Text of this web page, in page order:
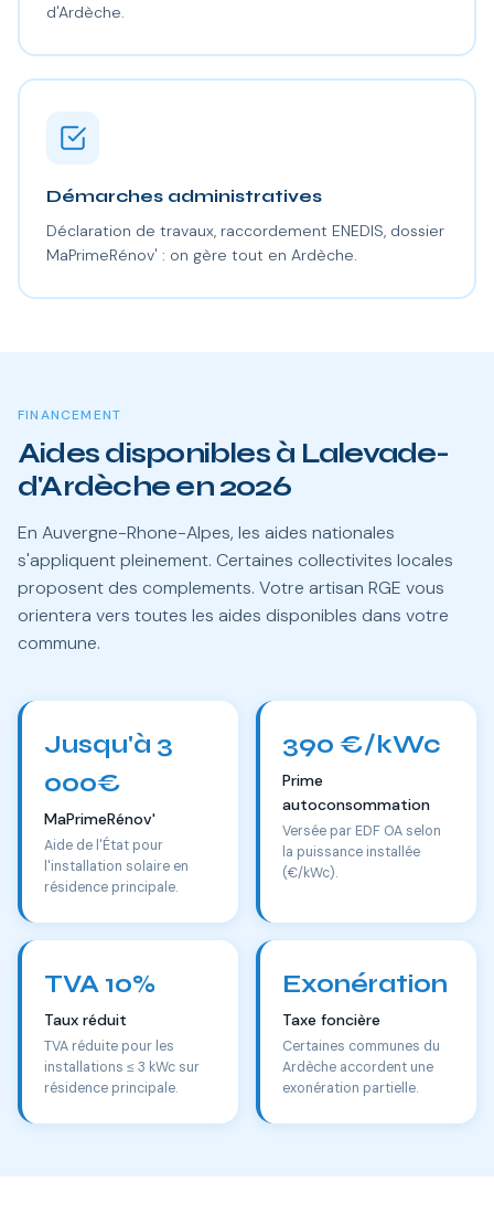
d'Ardèche.
Démarches administratives
Déclaration de travaux, raccordement ENEDIS, dossier
MaPrimeRénov' : on gère tout en Ardèche.
FINANCEMENT
Aides disponibles à Lalevade-
d'Ardèche en 2026
En Auvergne-Rhone-Alpes, les aides nationales
s'appliquent pleinement. Certaines collectivites locales
proposent des complements. Votre artisan RGE vous
orientera vers toutes les aides disponibles dans votre
commune.
Jusqu'à 3
000€
MaPrimeRénov'
Aide de l'État pour
l'installation solaire en
résidence principale.
390 €/kWc
Prime
autoconsommation
Versée par EDF OA selon
la puissance installée
(€/kWc).
TVA 10%
Taux réduit
TVA réduite pour les
installations ≤ 3 kWc sur
résidence principale.
Exonération
Taxe foncière
Certaines communes du
Ardèche accordent une
exonération partielle.